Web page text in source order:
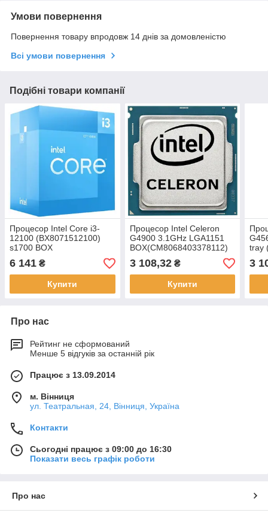
Умови повернення
Повернення товару впродовж 14 днів за домовленістю
Всі умови повернення
Подібні товари компанії
Процесор Intel Core i3-
12100 (BX8071512100)
s1700 BOX
6 141 ₴
Купити
Процесор Intel Celeron
G4900 3.1GHz LGA1151
BOX(CM8068403378112)
3 108,32₴
Купити
tray
3
Про нас
Рейтинг не сформований
Менше 5 відгуків за останній рік
Працює з 13.09.2014
м. Вінниця
ул. Театральная, 24, Вінниця, Україна
Контакти
Сьогодні працює з 09:00 до 16:30
Показати весь графік роботи
Про нас